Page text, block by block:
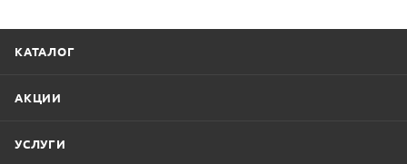
КАТАЛОГ
АКЦИИ
УСЛУГИ